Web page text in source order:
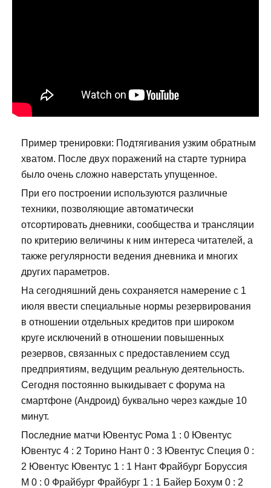
Пример тренировки: Подтягивания узким обратным
хватом. После двух поражений на старте турнира
было очень сложно наверстать упущенное.
При его построении используются различные
техники, позволяющие автоматически
отсортировать дневники, сообщества и трансляции
по критерию величины к ним интереса читателей, а
также регулярности ведения дневника и многих
других параметров.
На сегодняшний день сохраняется намерение с 1
июля ввести специальные нормы резервирования
в отношении отдельных кредитов при широком
круге исключений в отношении повышенных
резервов, связанных с предоставлением ссуд
предприятиям, ведущим реальную деятельность.
Сегодня постоянно выкидывает с форума на
смартфоне (Андроид) буквально через каждые 10
минут.
Последние матчи Ювентус Рома 1 : 0 Ювентус
Ювентус 4 : 2 Торино Нант 0 : 3 Ювентус Специя 0 :
2 Ювентус Ювентус 1 : 1 Нант Фрайбург Боруссия
М 0 : 0 Фрайбург Фрайбург 1 : 1 Байер Бохум 0 : 2